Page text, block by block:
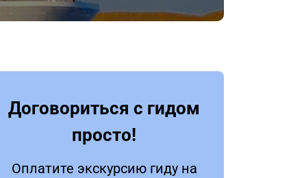
Договориться с гидом
просто!
Оплатите экскурсию гиду на